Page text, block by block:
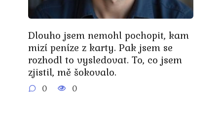
Dlouho jsem nemohl pochopit, kam
mizí peníze z karty. Pak jsem se
rozhodl to vysledovat. To, co jsem
zjistil, mě šokovalo.
0 0